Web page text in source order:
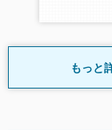
もっと